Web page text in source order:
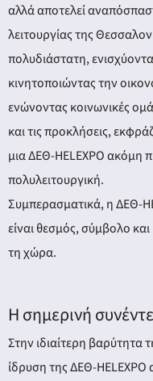
αλλά αποτελεί
λειτουργίας της
πολυδιάστατη,
κινητοποιώντας την
ενώνοντας κοινωνικές
και τις προκλήσεις,
μια ΔΕΘ-HELEXPO ακόμη
πολυλειτουργική.
Συμπερασματικά, η ΔΕΘ-
είναι θεσμός, σύμβολο
τη χώρα.
Η σημερινή
Στην ιδιαίτερη βαρύτητα
ίδρυση της ΔΕΘ-